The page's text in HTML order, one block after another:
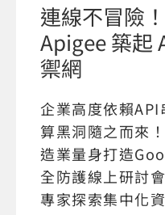
連線不冒險
Apigee 築起
禦網
企業高度依賴
算黑洞隨之而來
造業量身打造
全防護線上研討
專家探索集中化